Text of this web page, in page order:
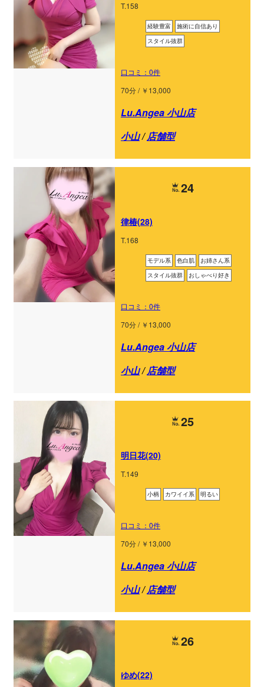
T.158
経験豊富
施術に自信あり
スタイル抜群
口コミ：0件
70分 / ￥13,000
Lu.Angea 小山店
小山/店舗型
24
律椿(28)
T.168
モデル系 色白肌
お姉さん系
スタイル抜群
おしゃべり好き
口コミ：0件
70分 / ￥13,000
Lu.Angea 小山店
小山/店舗型
25
明日花(20)
T.149
小柄 カワイイ系 明るい
口コミ：0件
70分 / ￥13,000
Lu.Angea 小山店
小山/店舗型
26
ゆめ(22)